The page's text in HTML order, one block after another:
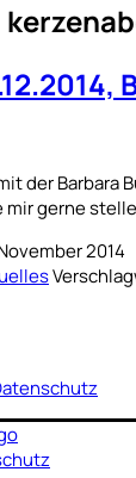
der Barbara
mir gerne
2014